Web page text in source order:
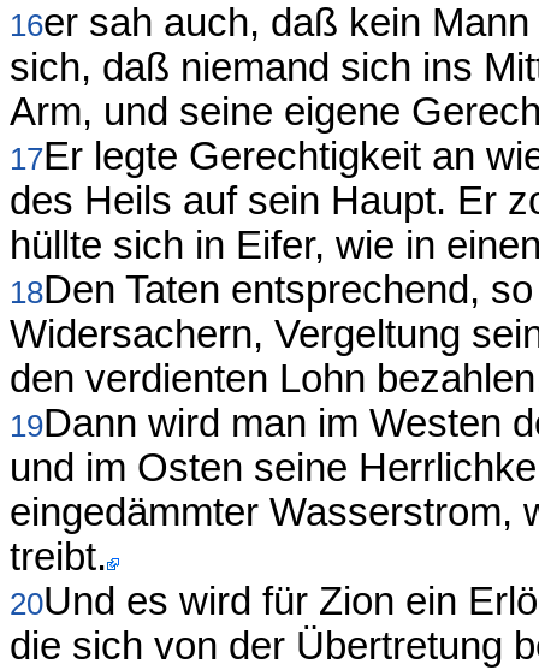
16er sah auch, daß kein
sich, daß niemand sich ins
Arm, und seine eigene
17Er legte Gerechtigkeit an
des Heils auf sein Haupt. Er
hüllte sich in Eifer, wie in
18Den Taten entsprechend,
Widersachern, Vergeltung
den verdienten Lohn
19Dann wird man im Westen
und im Osten seine
eingedämmter Wasserstrom,
treibt.
20Und es wird für Zion ein
die sich von der Übertretung